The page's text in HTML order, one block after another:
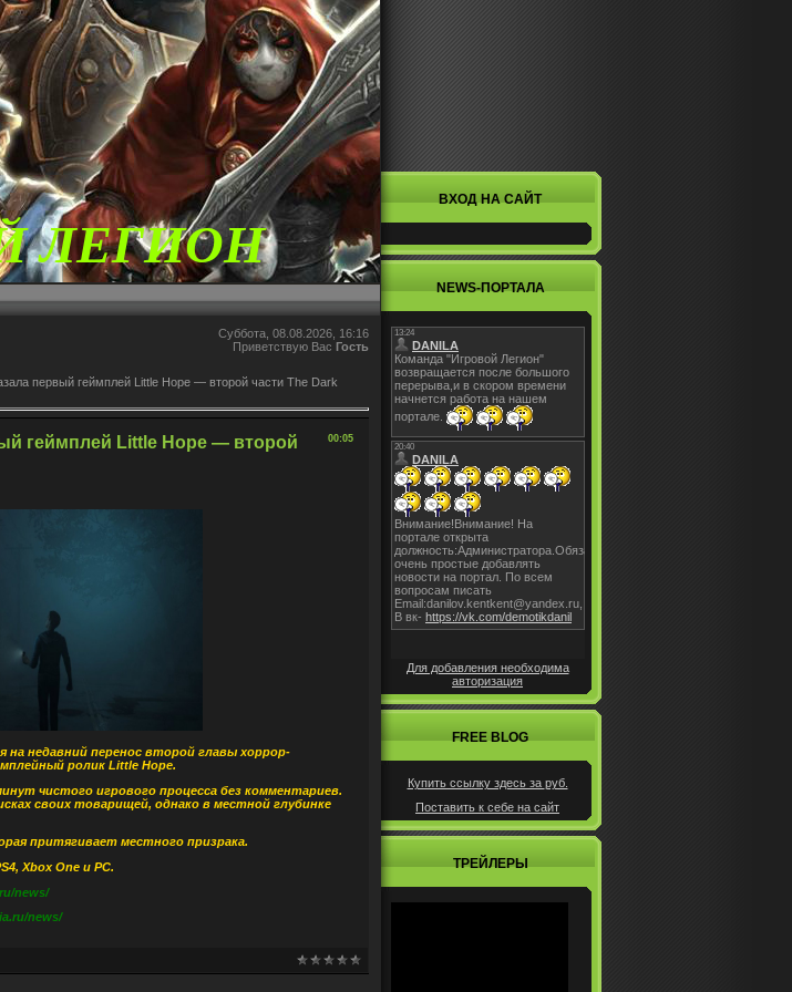
ЛЕГИОН
Суббота, 08.08.2026, 16:16
Приветствую Вас Гость
первый геймплей Little Hope — второй части The Dark
00:05
геймплей Little Hope — второй
на недавний перенос второй главы хоррор-
ролик Little Hope.
чистого игрового процесса без комментариев.
своих товарищей, однако в местной глубинке
притягивает местного призрака.
Xbox One и РС.
news/
news/
ВХОД НА САЙТ
NEWS-ПОРТАЛА
Для добавления необходима
авторизация
FREE BLOG
Купить ссылку здесь за руб.
Поставить к себе на сайт
ТРЕЙЛЕРЫ